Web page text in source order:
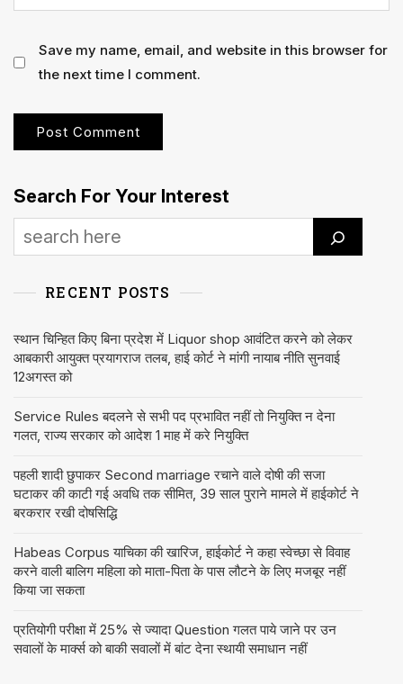
Save my name, email, and website in this browser for
the next time I comment.
Search For Your Interest
RECENT POSTS
स्थान चिन्हित किए बिना प्रदेश में Liquor shop आवंटित करने को लेकर
आबकारी आयुक्त प्रयागराज तलब, हाई कोर्ट ने मांगी नायाब नीति सुनवाई
12अगस्त को
Service Rules बदलने से सभी पद प्रभावित नहीं तो नियुक्ति न देना
गलत, राज्य सरकार को आदेश 1 माह में करे नियुक्ति
पहली शादी छुपाकर Second marriage रचाने वाले दोषी की सजा
घटाकर की काटी गई अवधि तक सीमित, 39 साल पुराने मामले में हाईकोर्ट ने
बरकरार रखी दोषसिद्धि
Habeas Corpus याचिका की खारिज, हाईकोर्ट ने कहा स्वेच्छा से विवाह
करने वाली बालिग महिला को माता-पिता के पास लौटने के लिए मजबूर नहीं
किया जा सकता
प्रतियोगी परीक्षा में 25% से ज्यादा Question गलत पाये जाने पर उन
सवालों के मार्क्स को बाकी सवालों में बांट देना स्थायी समाधान नहीं